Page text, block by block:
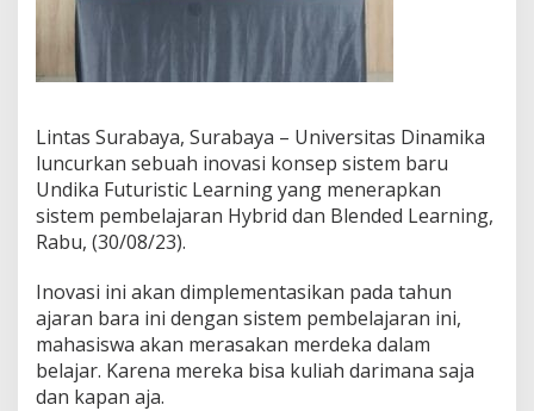
g
r
a
p
k
a
s
t
e
m
Lintas Surabaya, Surabaya – Universitas Dinamika
luncurkan sebuah inovasi konsep sistem baru
Undika Futuristic Learning yang menerapkan
sistem pembelajaran Hybrid dan Blended Learning,
Rabu, (30/08/23).
Inovasi ini akan dimplementasikan pada tahun
ajaran bara ini dengan sistem pembelajaran ini,
mahasiswa akan merasakan merdeka dalam
belajar. Karena mereka bisa kuliah darimana saja
dan kapan aja.